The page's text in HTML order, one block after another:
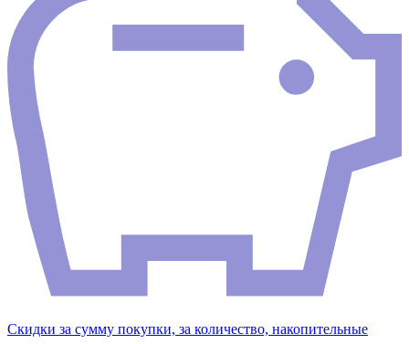
Скидки за сумму покупки, за количество, накопительные